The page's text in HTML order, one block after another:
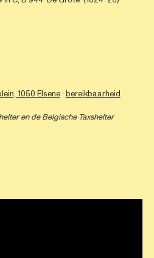
1050 Elsene∙bereikbaarheid
en de Belgische Taxshelter